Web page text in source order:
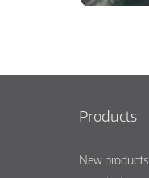
Products
New products